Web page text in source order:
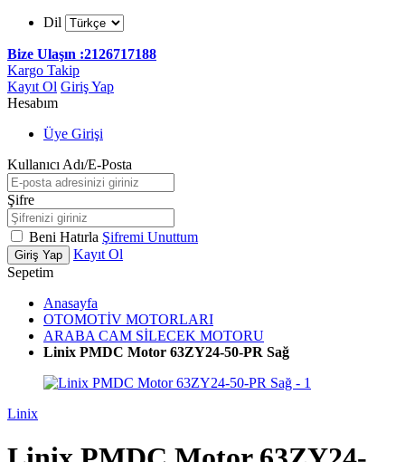
Dil
Bize Ulaşın :2126717188
Kargo Takip
Kayıt Ol Giriş Yap
Hesabım
Üye Girişi
Kullanıcı Adı/E-Posta
Şifre
Beni Hatırla Şifremi Unuttum
Giriş Yap
Kayıt Ol
Sepetim
Anasayfa
OTOMOTİV MOTORLARI
ARABA CAM SİLECEK MOTORU
Linix PMDC Motor 63ZY24-50-PR Sağ
Linix